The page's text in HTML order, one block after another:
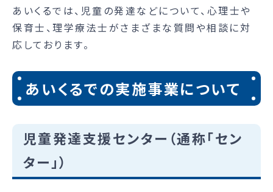
あいくるでは、児童の発達などについて、心理士や
保育士、理学療法士がさまざまな質問や相談に対
応しております。
あいくるでの実施事業について
児童発達支援センター（通称「セン
ター」）